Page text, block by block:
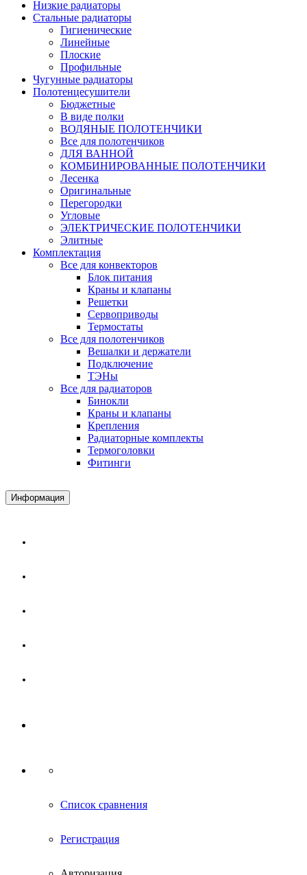
Низкие радиаторы
Стальные радиаторы
Гигиенические
Линейные
Плоские
Профильные
Чугунные радиаторы
Полотенцесушители
Бюджетные
В виде полки
ВОДЯНЫЕ ПОЛОТЕНЧИКИ
Все для полотенчиков
ДЛЯ ВАННОЙ
КОМБИНИРОВАННЫЕ ПОЛОТЕНЧИКИ
Лесенка
Оригинальные
Перегородки
Угловые
ЭЛЕКТРИЧЕСКИЕ ПОЛОТЕНЧИКИ
Элитные
Комплектация
Все для конвекторов
Блок питания
Краны и клапаны
Решетки
Сервоприводы
Термостаты
Все для полотенчиков
Вешалки и держатели
Подключение
ТЭНы
Все для радиаторов
Бинокли
Краны и клапаны
Крепления
Радиаторные комплекты
Термоголовки
Фитинги
Информация
Список сравнения
Регистрация